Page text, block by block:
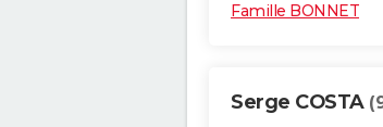
Famille BONNET
Serge COSTA